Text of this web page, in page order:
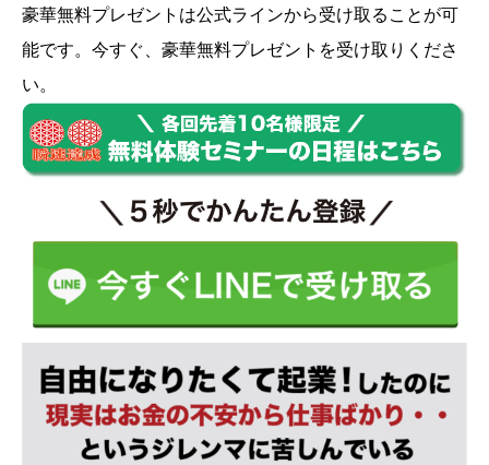
豪華無料プレゼントは公式ラインから受け取ることが可
能です。今すぐ、豪華無料プレゼントを受け取りくださ
い。